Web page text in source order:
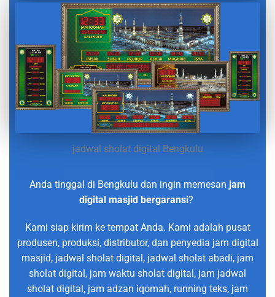
jadwal sholat digital Bengkulu
Anda tinggal di Bengkulu dan ingin memesan jam
digital masjid bergaransi?
Kami siap kirim ke tempat Anda. Kami adalah pusat
produsen, produksi, distributor, dan penyedia jam digital
masjid, jadwal sholat digital, jadwal sholat abadi, jam
sholat digital, jam waktu sholat digital, jam jadwal
sholat digital, jam adzan iqomah, running teks, jam